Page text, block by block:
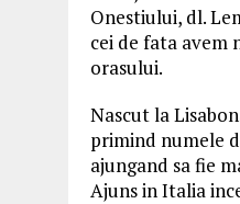
Onestiului, dl.
cei de fata avem
orasului.
Nascut la
primind numele
ajungand sa fie
Ajuns in Italia